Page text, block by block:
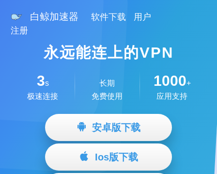
白鲸加速器 软件下载
用户
注册
永远能连上的VPN
3s
极速连接
长期
免费使用
1000+
应用支持
安卓版下载
Ios版下载